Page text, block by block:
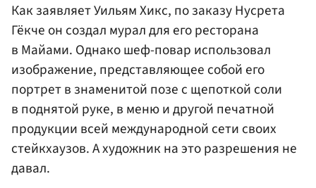
Как заявляет Уильям Хикс, по заказу Нусрета
Гёкче он создал мурал для его ресторана
в Майами. Однако шеф-повар использовал
изображение, представляющее собой его
портрет в знаменитой позе с щепоткой соли
в поднятой руке, в меню и другой печатной
продукции всей международной сети своих
стейкхаузов. А художник на это разрешения не
давал.